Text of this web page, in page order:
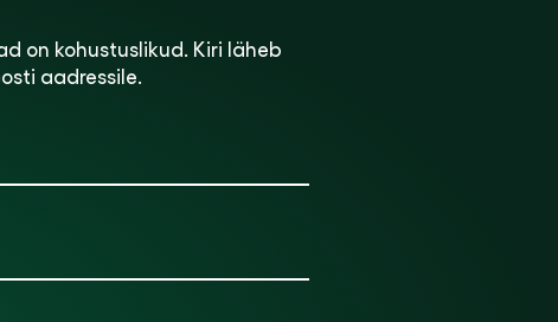
on kohustuslikud. Kiri läheb
aadressile.